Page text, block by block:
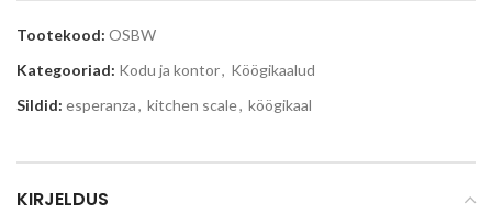
Tootekood: OSBW
Kategooriad: Kodu ja kontor, Köögikaalud
Sildid: esperanza, kitchen scale, köögikaal
KIRJELDUS